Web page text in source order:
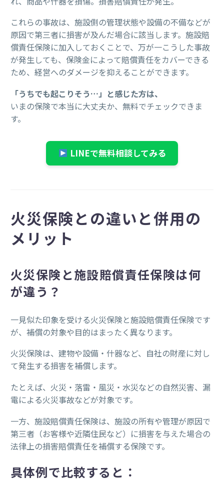
これらの事故は、施設側の管理状態や設備の不備などが
原因で第三者に損害が及んだ場合に該当します。施設賠
償責任保険に加入しておくことで、万が一こうした事故
が発生しても、保険金によって賠償責任をカバーできる
ため、経営へのダメージを抑えることができます。
「うちでも起こりそう…」と感じた方は、
いまの保険で本当に大丈夫か、無料でチェックできま
す。
LINEで無料相談してみる
火災保険との違いと併用の
メリット
火災保険と施設賠償責任保険は何
が違う？
一見似た印象を受ける火災保険と施設賠償責任保険です
が、補償の対象や目的はまったく異なります。
火災保険は、建物や設備・什器など、自社の財産に対し
て発生する損害を補償します。
たとえば、火災・落雷・風災・水災などの自然災害、漏
電による火災事故などが対象です。
一方、施設賠償責任保険は、施設の所有や管理が原因で
第三者（お客様や近隣住民など）に損害を与えた場合の
法律上の損害賠償責任を補償する保険です。
具体例で比較すると：